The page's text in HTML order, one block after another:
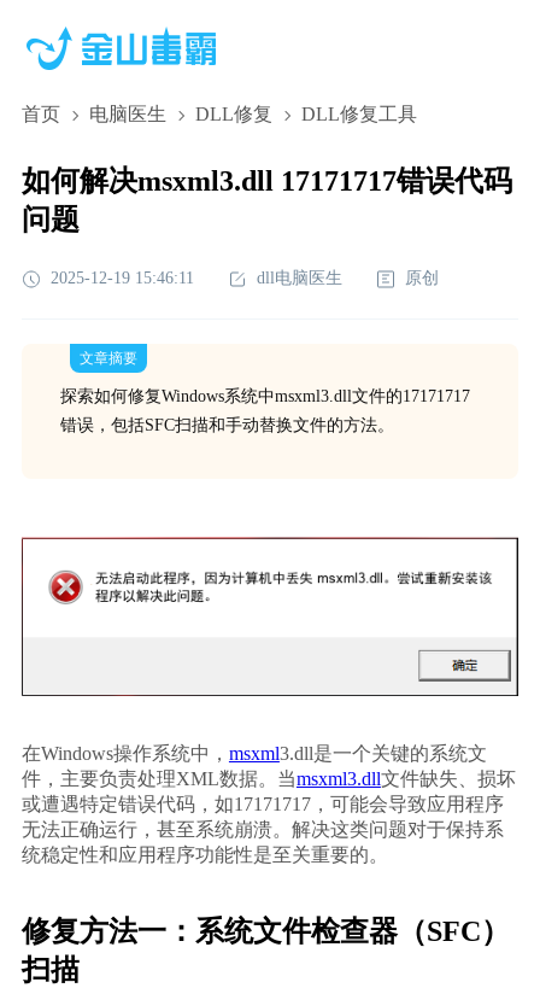
首页 电脑医生 DLL修复 DLL修复工具
如何解决msxml3.dll 17171717错误代码
问题
2025-12-19 15:46:11 dll电脑医生 原创
文章摘要
探索如何修复Windows系统中msxml3.dll文件的17171717
错误，包括SFC扫描和手动替换文件的方法。
在Windows操作系统中， msxml3.dll是一个关键的系统文
件，主要负责处理XML数据。当msxml3.dll文件缺失、损坏
或遭遇特定错误代码，如17171717，可能会导致应用程序
无法正确运行，甚至系统崩溃。解决这类问题对于保持系
统稳定性和应用程序功能性是至关重要的。
修复方法一：系统文件检查器（SFC）
扫描